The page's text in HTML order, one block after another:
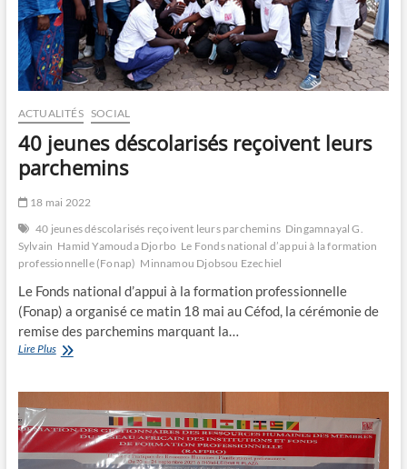
ACTUALITÉS SOCIAL
40 jeunes déscolarisés reçoivent leurs
parchemins
18 mai 2022
40 jeunes déscolarisés reçoivent leurs parchemins Dingamnayal G.
Sylvain Hamid Yamouda Djorbo Le Fonds national d’appui à la formation
professionnelle (Fonap) Minnamou Djobsou Ezechiel
Le Fonds national d’appui à la formation professionnelle
(Fonap) a organisé ce matin 18 mai au Céfod, la cérémonie de
remise des parchemins marquant la…
Lire Plus40
leurs
parchemins